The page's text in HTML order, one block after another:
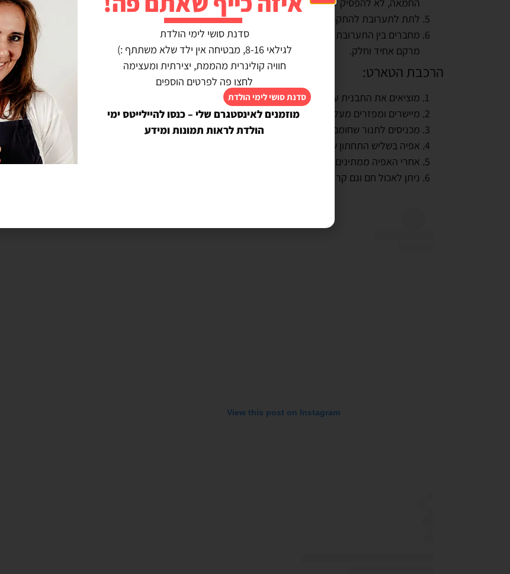
החמאה, לא להפסיק לערבב עד שאין גושים והתערובת חלקה.
לתת לתערובת להתקרר מעט ובזמן הזה מקציפים את החלבון הנותר לקצף יציב.
מחברים בין התערובת שבסיר לחלבון המוקצף, להעביר את החלבון למה שבסיר ומקפלים בעדינות עד לקבלת
מרקם אחיד וחלק.
הרכבת הטארט:
מוציאים את התבנית עם הבצק מהמקפיא ושופכים את המלית מעל
מיישרים ומפזרים מעל מעט סוכר
מכניסים לתנור שחומם מראש ל 180
מעלות לאפיה של כ 40 דקות.
אפיה בשליש התחתון של התנור.
אחרי האפיה ממתינים לפני הפריסה.
ניתן לאכול חם וגם קר ישירות מהמקרר.
View this post on Instagram
סדנת סושי לימי הולדת
לגילאי 8-16, מבטיחה אין ילד שלא משתתף :)
חוויה קולינרית מהממת, יצירתית ומעצימה
לחצו פה לפרטים הוספים
סדנת סושי לימי הולדת
מוזמנים לאינסטגרם שלי – כנסו להיילייטס ימי
הולדת לראות תמונות ומידע